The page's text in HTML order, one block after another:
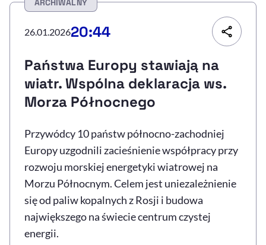
Sprawdź, jak i dlaczego zwiększamy dostępność , otwiera się w nowym
Deklaracja dostępności, otwiera się w nowym oknie
Zgłoś problem
, otwiera się w
ARCHIWALNY
26.01.202620:44
Państwa Europy stawiają na
wiatr. Wspólna deklaracja ws.
Morza Północnego
Przywódcy 10 państw północno-zachodniej
Europy uzgodnili zacieśnienie współpracy przy
rozwoju morskiej energetyki wiatrowej na
Morzu Północnym. Celem jest uniezależnienie
się od paliw kopalnych z Rosji i budowa
największego na świecie centrum czystej
energii.